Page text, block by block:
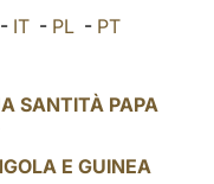
POLSKI
- IT - PL - PT
SANTITÀ PAPA
E GUINEA